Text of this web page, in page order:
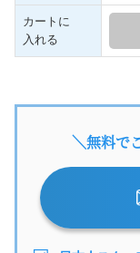
カートに
入れる
＼無料で